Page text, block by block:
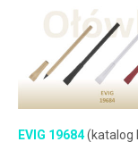
EVIG 19684(katalog